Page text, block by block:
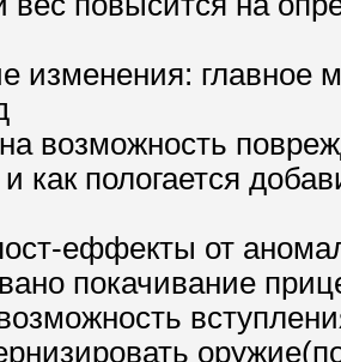
изменения:
возможность
и как пологается
еффекты от
покачивание